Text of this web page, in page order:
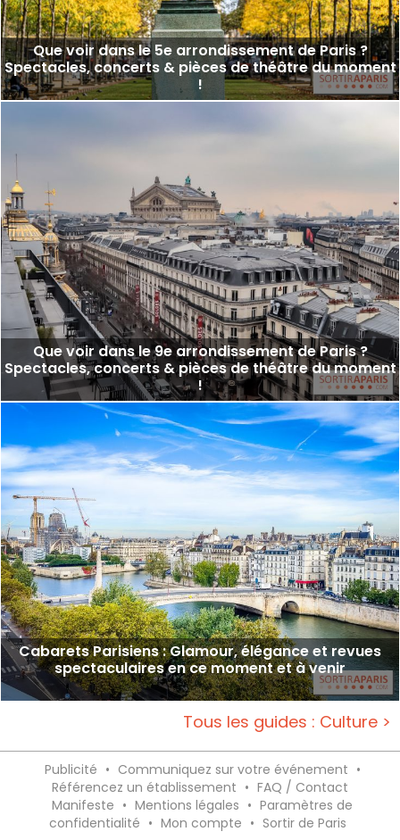
Que voir dans le 5e arrondissement de Paris ?
Spectacles, concerts & pièces de théâtre du moment
!
Que voir dans le 9e arrondissement de Paris ?
Spectacles, concerts & pièces de théâtre du moment
!
Cabarets Parisiens : Glamour, élégance et revues
spectaculaires en ce moment et à venir
Tous les guides : Culture >
Publicité • Communiquez sur votre événement •
Référencez un établissement • FAQ / Contact
Manifeste • Mentions légales • Paramètres de
confidentialité • Mon compte • Sortir de Paris